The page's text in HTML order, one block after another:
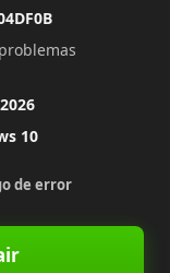
10
de error